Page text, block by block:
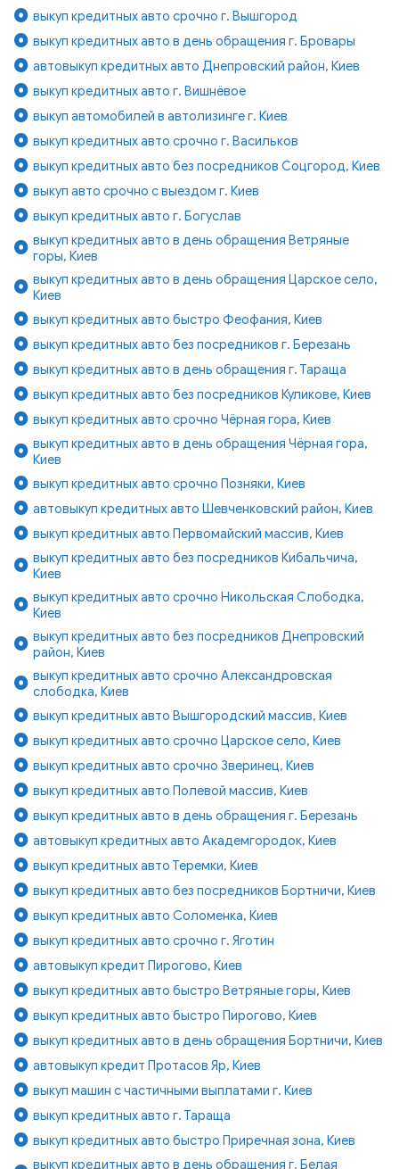
выкуп кредитных авто срочно г. Вышгород
выкуп кредитных авто в день обращения г. Бровары
автовыкуп кредитных авто Днепровский район, Киев
выкуп кредитных авто г. Вишнёвое
выкуп автомобилей в автолизинге г. Киев
выкуп кредитных авто срочно г. Васильков
выкуп кредитных авто без посредников Соцгород, Киев
выкуп авто срочно с выездом г. Киев
выкуп кредитных авто г. Богуслав
выкуп кредитных авто в день обращения Ветряные
горы, Киев
выкуп кредитных авто в день обращения Царское село,
Киев
выкуп кредитных авто быстро Феофания, Киев
выкуп кредитных авто без посредников г. Березань
выкуп кредитных авто в день обращения г. Тараща
выкуп кредитных авто без посредников Куликове, Киев
выкуп кредитных авто срочно Чёрная гора, Киев
выкуп кредитных авто в день обращения Чёрная гора,
Киев
выкуп кредитных авто срочно Позняки, Киев
автовыкуп кредитных авто Шевченковский район, Киев
выкуп кредитных авто Первомайский массив, Киев
выкуп кредитных авто без посредников Кибальчича,
Киев
выкуп кредитных авто срочно Никольская Слободка,
Киев
выкуп кредитных авто без посредников Днепровский
район, Киев
выкуп кредитных авто срочно Александровская
слободка, Киев
выкуп кредитных авто Вышгородский массив, Киев
выкуп кредитных авто срочно Царское село, Киев
выкуп кредитных авто срочно Зверинец, Киев
выкуп кредитных авто Полевой массив, Киев
выкуп кредитных авто в день обращения г. Березань
автовыкуп кредитных авто Академгородок, Киев
выкуп кредитных авто Теремки, Киев
выкуп кредитных авто без посредников Бортничи, Киев
выкуп кредитных авто Соломенка, Киев
выкуп кредитных авто срочно г. Яготин
автовыкуп кредит Пирогово, Киев
выкуп кредитных авто быстро Ветряные горы, Киев
выкуп кредитных авто быстро Пирогово, Киев
выкуп кредитных авто в день обращения Бортничи, Киев
автовыкуп кредит Протасов Яр, Киев
выкуп машин с частичными выплатами г. Киев
выкуп кредитных авто г. Тараща
выкуп кредитных авто быстро Приречная зона, Киев
выкуп кредитных авто в день обращения г. Белая